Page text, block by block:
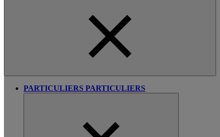
PARTICULIERS PARTICULIERS